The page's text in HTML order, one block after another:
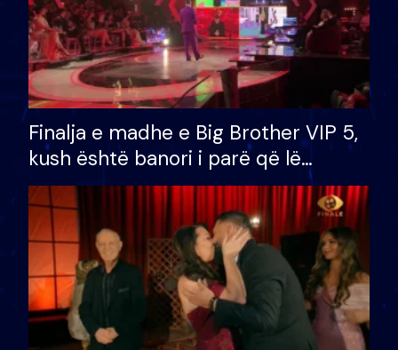
Finalja e madhe e Big Brother VIP 5,
kush është banori i parë që lë
shtëpinë dhe humb mundësinë për
të fituar çmimin e madh